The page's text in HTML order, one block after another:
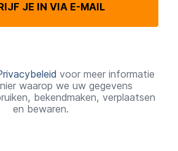
e
t
JE IN VIA E-MAIL
voor meer informatie
waarop we uw gegevens
bekendmaken, verplaatsen
en bewaren.